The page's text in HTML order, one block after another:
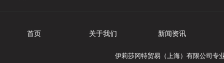
首页 关于我们 新闻资讯
伊莉莎冈特贸易（上海）有限公司专